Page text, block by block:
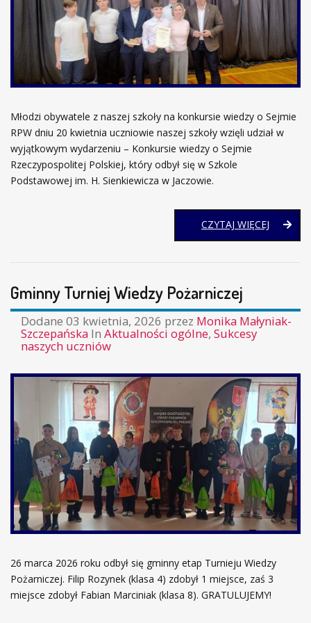
​Młodzi obywatele z naszej szkoły na konkursie wiedzy o Sejmie
RP ​W dniu 20 kwietnia uczniowie naszej szkoły wzięli udział w
wyjątkowym wydarzeniu – Konkursie wiedzy o Sejmie
Rzeczypospolitej Polskiej, który odbył się w Szkole
Podstawowej im. H. Sienkiewicza w Jaczowie.
CZYTAJ WIĘCEJ
WIEDZY
Gminny Turniej Wiedzy Pożarniczej
Dodane 03 kwietnia, 2026 przez Monika Małyniak-
Szczepańska In Aktualności ogólne, Sukcesy
naszych uczniów
26 marca 2026 roku odbył się gminny etap Turnieju Wiedzy
Pożarniczej. Filip Rozynek (klasa 4) zdobył 1 miejsce, zaś 3
miejsce zdobył Fabian Marciniak (klasa 8). GRATULUJEMY!